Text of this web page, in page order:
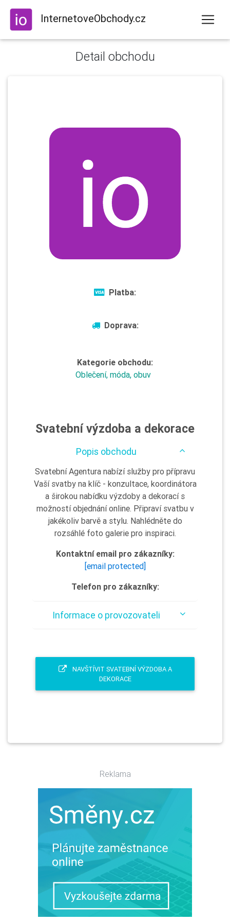
InternetoveObchody.cz
Detail obchodu
Platba:
Doprava:
Kategorie obchodu:
Oblečení, móda, obuv
Svatební výzdoba a dekorace
Popis obchodu
Svatební Agentura nabízí služby pro přípravu
Vaší svatby na klíč - konzultace, koordinátora
a širokou nabídku výzdoby a dekorací s
možností objednání online. Připraví svatbu v
jakékoliv barvě a stylu. Nahlédněte do
rozsáhlé foto galerie pro inspiraci.
Kontaktní email pro zákazníky:
[email protected]
Telefon pro zákazníky:
Informace o provozovateli
NAVŠTÍVIT SVATEBNÍ VÝZDOBA A
DEKORACE
Reklama